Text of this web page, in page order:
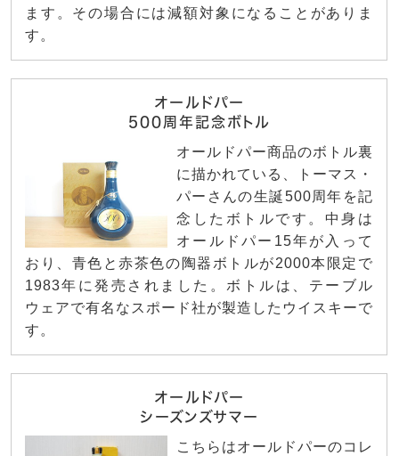
ます。その場合には減額対象になることがありま
す。
オールドパー
500周年記念ボトル
オールドパー商品のボトル裏
に描かれている、トーマス・
パーさんの生誕500周年を記
念したボトルです。中身は
オールドパー15年が入って
おり、青色と赤茶色の陶器ボトルが2000本限定で
1983年に発売されました。ボトルは、テーブル
ウェアで有名なスポード社が製造したウイスキーで
す。
オールドパー
シーズンズサマー
こちらはオールドパーのコレ